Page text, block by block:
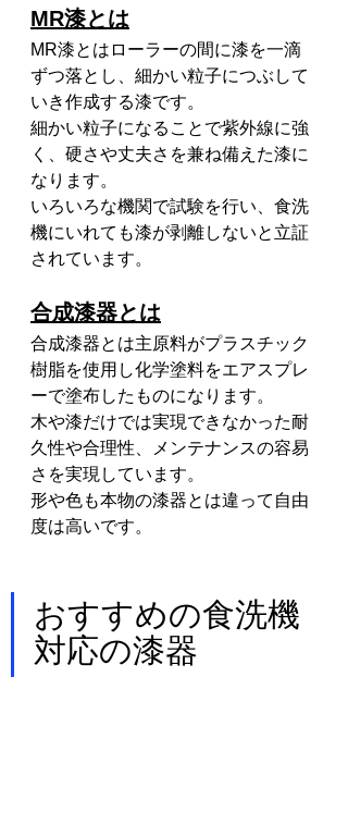
MR漆とは
MR漆とはローラーの間に漆を一滴
ずつ落とし、細かい粒子につぶして
いき作成する漆です。
細かい粒子になることで紫外線に強
く、硬さや丈夫さを兼ね備えた漆に
なります。
いろいろな機関で試験を行い、食洗
機にいれても漆が剥離しないと立証
されています。
合成漆器とは
合成漆器とは主原料がプラスチック
樹脂を使用し化学塗料をエアスプレ
ーで塗布したものになります。
木や漆だけでは実現できなかった耐
久性や合理性、メンテナンスの容易
さを実現しています。
形や色も本物の漆器とは違って自由
度は高いです。
おすすめの食洗機
対応の漆器